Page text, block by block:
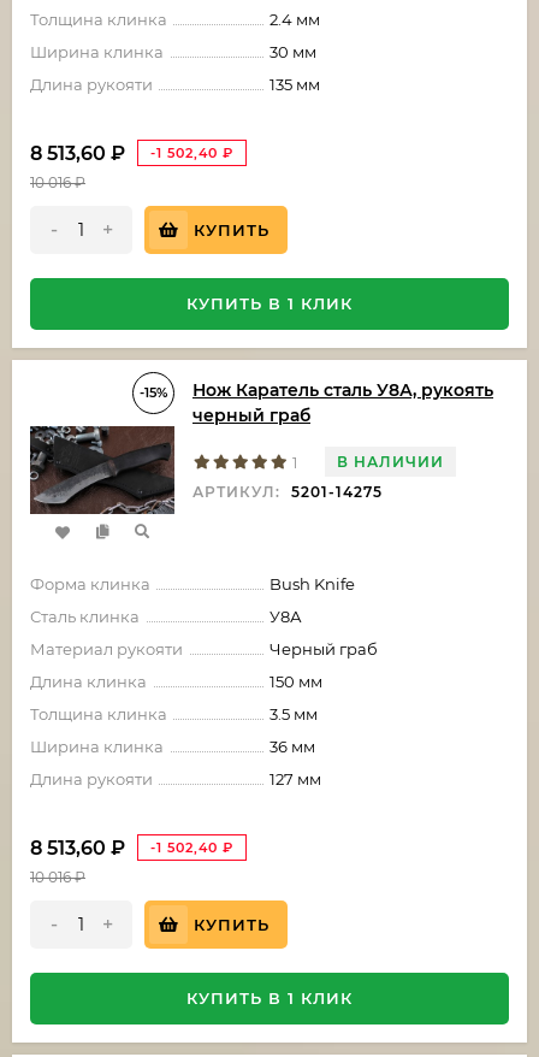
Толщина клинка
2.4 мм
Ширина клинка
30 мм
Длина рукояти
135 мм
8 513,60 ₽ -1 502,40 ₽
10 016₽
- + КУПИТЬ
КУПИТЬ В 1 КЛИК
-15%
Нож Каратель сталь У8А, рукоять
черный граб
1
В НАЛИЧИИ
АРТИКУЛ:
5201-14275
Форма клинка
Bush Knife
Сталь клинка
У8А
Материал рукояти
Черный граб
Длина клинка
150 мм
Толщина клинка
3.5 мм
Ширина клинка
36 мм
Длина рукояти
127 мм
8 513,60 ₽ -1 502,40 ₽
10 016₽
- + КУПИТЬ
КУПИТЬ В 1 КЛИК